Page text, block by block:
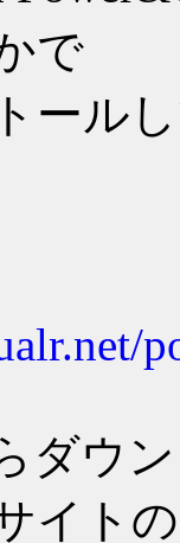
で
ール
ダウ
イト